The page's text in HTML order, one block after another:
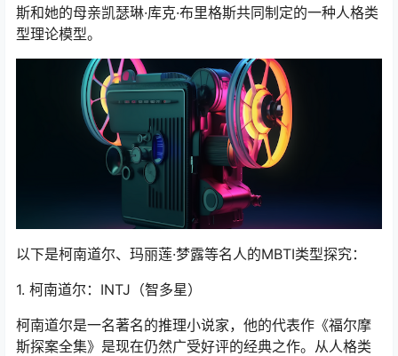
斯和她的母亲凯瑟琳·库克·布里格斯共同制定的一种人格类
型理论模型。
以下是柯南道尔、玛丽莲·梦露等名人的MBTI类型探究：
1. 柯南道尔：INTJ（智多星）
柯南道尔是一名著名的推理小说家，他的代表作《福尔摩
斯探案全集》是现在仍然广受好评的经典之作。从人格类